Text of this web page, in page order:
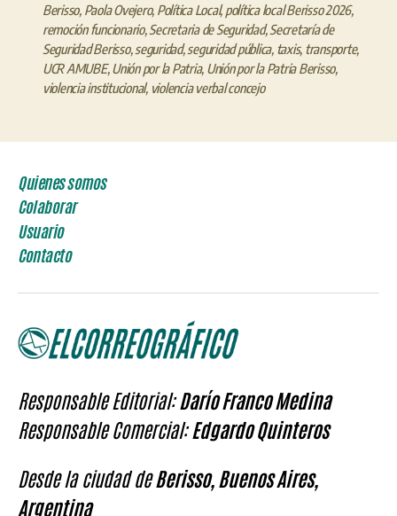
Berisso, Paola Ovejero, Política Local,política local Berisso 2026,
remoción funcionario,Secretaria de Seguridad,Secretaría de
Seguridad Berisso,seguridad,seguridad pública, taxis, transporte,
UCR AMUBE,Unión por la Patria, Unión por la Patria Berisso,
violencia institucional, violencia verbal concejo
Quienes somos
Colaborar
Usuario
Contacto
Responsable Editorial:Darío Franco Medina
Responsable Comercial:Edgardo Quinteros
Desde la ciudad deBerisso, Buenos Aires,
Argentina